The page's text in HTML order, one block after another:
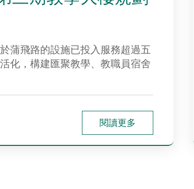
蒲飛路的設施已投入服務超過五
化，構建匯聚教學、教職員宿舍
閱讀更多